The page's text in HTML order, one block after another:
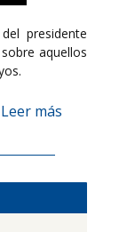
presidente
aquellos
Leer más